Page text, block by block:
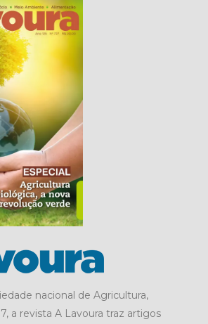
nacional de Agricultura,
a revista A Lavoura traz artigos